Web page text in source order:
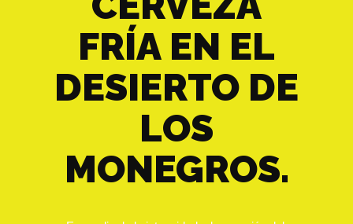
FRÍA EN EL
DESIERTO DE
LOS
MONEGROS.